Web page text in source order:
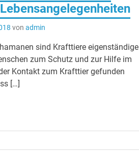
vonadmin
sind Krafttiere eigenständige
zum Schutz und zur Hilfe im
Kontakt zum Krafttier gefunden
[…]